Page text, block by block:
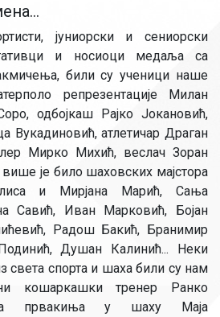
јуниорски и сениорски
и носиоци медаља са
били су ученици наше
репрезентације Милан
одбојкаш Рајко Јокановић,
Вукадиновић, атлетичар Драган
Мирко Михић, веслач Зоран
је било шаховских мајстора
и Мирјана Марић, Сања
Савић, Иван Марковић, Бојан
Радош Бакић, Бранимир
Душан Калинић... Неки
спорта и шаха били су нам
кошаркашки тренер Ранко
првакиња у шаху Маја